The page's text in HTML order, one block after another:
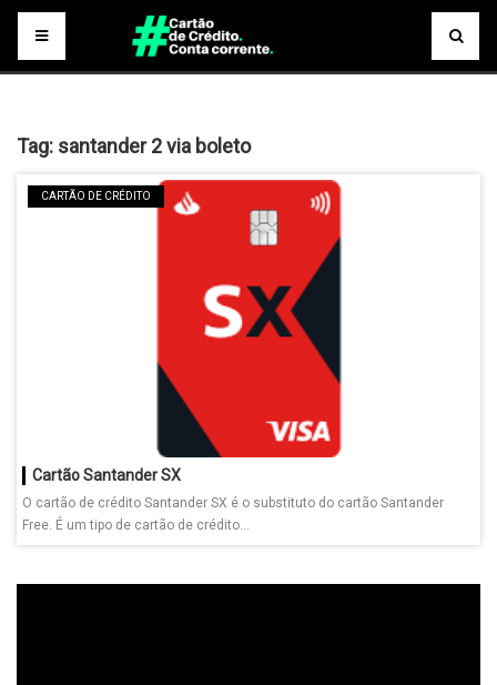
Tag: santander 2 via boleto
CARTÃO DE CRÉDITO
Cartão Santander SX
O cartão de crédito Santander SX é o substituto do cartão Santander
Free. É um tipo de cartão de crédito...